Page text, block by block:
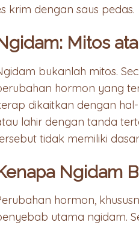
krim dengan saus pedas.
Mitos
bukanlah mitos.
hormon yang
dikaitkan dengan
lahir dengan tanda
tidak memiliki
Ngidam
hormon,
utama ngidam.